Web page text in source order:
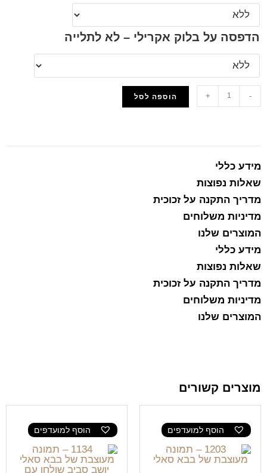
הדפסה על בלוק אקרילי – לא לתלייה
-
+ הוספה לסל
מידע כללי
שאלות נפוצות
מדריך התקנה על זכוכית
מדיניות משלוחים
המוצרים שלנו
מידע כללי
שאלות נפוצות
מדריך התקנה על זכוכית
מדיניות משלוחים
המוצרים שלנו
מוצרים קשורים
הוסף למועדפים הוסף למועדפים